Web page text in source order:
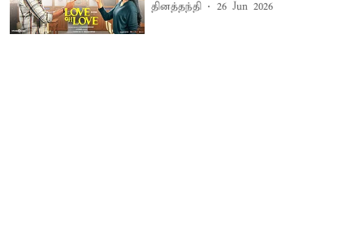
தினத்தந்தி 26 Jun 2026